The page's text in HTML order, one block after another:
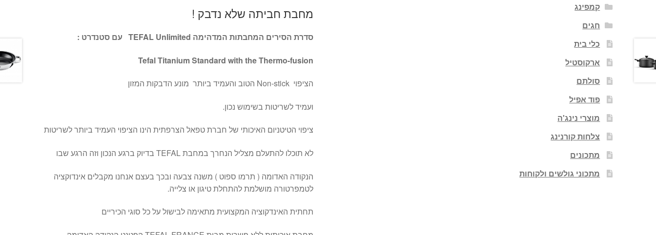
מחבת חביתה שלא נדבק !
סדרת הסירים המחבתות המדהימה TEFAL Unlimited עם סטנדרט :
Tefal Titanium Standard with the Thermo-fusion
הציפוי Non-stick הטוב והעמיד ביותר מונע הדבקות המזון
ועמיד לשריטות בשימוש נכון.
ציפוי הטיטניום האיכותי של חברת טפאל הצרפתית הינו הציפוי העמיד ביותר לשריטות
לא תוכלו להתעלם מצליל הנחרך במחבת TEFAL בדיוק ברגע הנכון וזה הרגע שבו
הנקודה האדומה ( תרמו ספוט ) משנה צבעה ובכך בעצם אנחנו מקבלים אינדוקציה
לטמפרטורה מושלמת להתחלת טיגון או צלייה.
תחתית האינדקוציה המקצועית מתאימה לבישול על כל סוגי הכיריים
קמפינג
חגים
כלי בית
ארקוסטיל
סולתם
פוד אפיל
מוצרי נינג'ה
צלחות קורנינג
מתכונים
מתכוני גולשים ולקוחות